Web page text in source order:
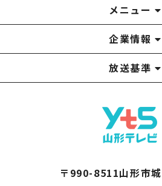
メニュー
YTSニュース
番組
アナウンサー
プレゼント
イベント
みるるん星人
YTS見学ツア
番組表
お問い合わせ
企業情報
企業情報
役員構成
YTS山形テレビ
採用情報
山形テレビ人権
山形テレビ国民保護業
個人情報基本
情報セキュリティ
視聴データの取扱
系列局一覧
中継局一覧
放送基準
〒990-8511山形市